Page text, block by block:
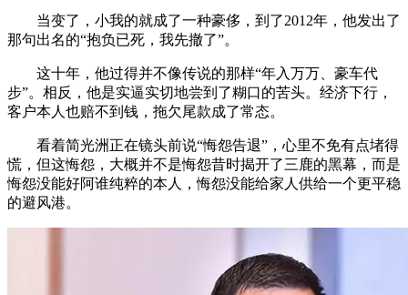
当变了，小我的就成了一种豪侈，到了2012年，他发出了
那句出名的“抱负已死，我先撤了”。
这十年，他过得并不像传说的那样“年入万万、豪车代
步”。相反，他是实逼实切地尝到了糊口的苦头。经济下行，
客户本人也赔不到钱，拖欠尾款成了常态。
看着简光洲正在镜头前说“悔怨告退”，心里不免有点堵得
慌，但这悔怨，大概并不是悔怨昔时揭开了三鹿的黑幕，而是
悔怨没能好阿谁纯粹的本人，悔怨没能给家人供给一个更平稳
的避风港。